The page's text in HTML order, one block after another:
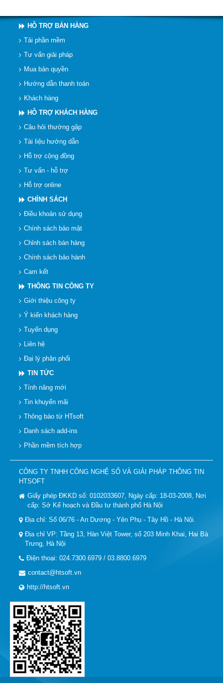
HỖ TRỢ BÁN HÀNG
Tải phần mềm
Tư vấn giải pháp
Mua bản quyền
Hướng dẫn thanh toán
Khách hàng
HỖ TRỢ KHÁCH HÀNG
Câu hỏi thường gặp
Tài liệu hướng dẫn
Hỗ trợ cộng đồng
Tư vấn - hỗ trợ
Hỗ trợ online
CHÍNH SÁCH
Điều khoản sử dụng
Chính sách bảo mật
Chỉnh sách bán hàng
Chính sách bảo hành
Cam kết
THÔNG TIN CÔNG TY
Giới thiệu công ty
Ý kiến khách hàng
Tuyển dụng
Liên hệ
Đại lý phân phối
TIN TỨC
Tính năng mới
Tin khuyến mãi
Thông báo từ HTsoft
Danh sách add-ins
Phần mềm tích hợp
CÔNG TY TNHH CÔNG NGHỆ SỐ VÀ GIẢI PHÁP THÔNG TIN
HTSOFT
Giấy phép ĐKKD số: 0102033607, Ngày cấp: 18-03-2008, Nơi
cấp: Sở Kế hoạch và Đầu tư thành phố Hà Nội
Địa chỉ: Số 06/76 - An Dương - Yên Phụ - Tây Hồ - Hà Nội.
Địa chỉ VP: Tầng 13, Hàn Việt Tower, số 203 Minh Khai, Hai Bà
Trưng, Hà Nội
Điện thoại: 024.7300.6979 / 03.8800.6979
contact@htsoft.vn
http://htsoft.vn